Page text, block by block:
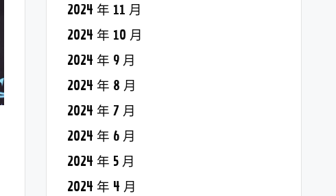
2024 年 11 月
2024 年 10 月
2024 年 9 月
2024 年 8 月
2024 年 7 月
2024 年 6 月
2024 年 5 月
2024 年 4 月